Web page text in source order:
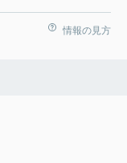
情報の見方